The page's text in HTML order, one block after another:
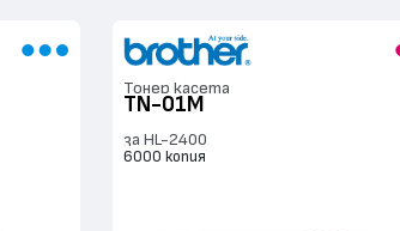
Тонер касета
TN-01M
за HL-2400
6000 копия